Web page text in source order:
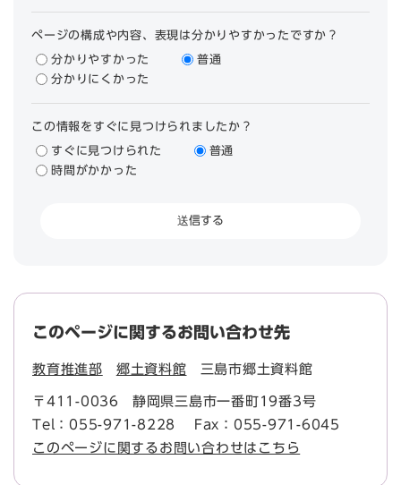
ページの構成や内容、表現は分かりやすかったですか？
分かりやすかった
普通
分かりにくかった
この情報をすぐに見つけられましたか？
すぐに見つけられた
普通
時間がかかった
このページに関するお問い合わせ先
教育推進部 郷土資料館 三島市郷土資料館
〒411-0036
静岡県三島市一番町19番3号
Tel：055-971-8228
Fax：055-971-6045
このページに関するお問い合わせはこちら